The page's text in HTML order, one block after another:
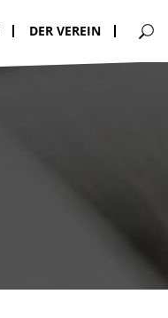
DER VEREIN